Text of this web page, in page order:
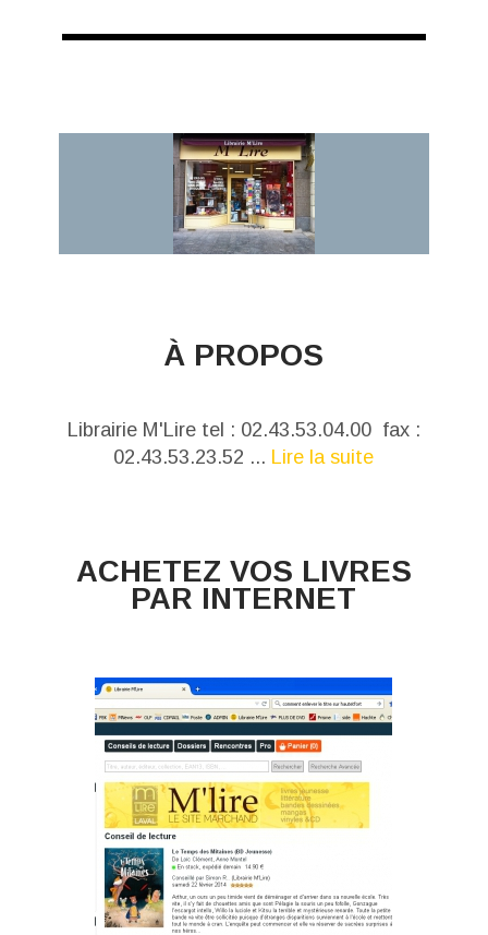
À PROPOS
Librairie M'Lire tel : 02.43.53.04.00 fax :
02.43.53.23.52 ... Lire la suite
ACHETEZ VOS LIVRES
PAR INTERNET